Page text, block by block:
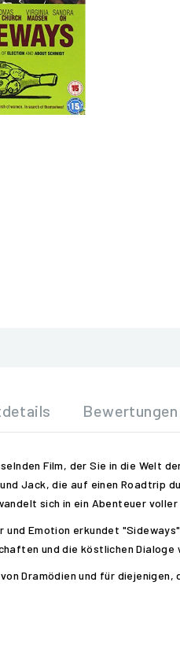
Bewertungen
Film, der Sie in die Welt
Jack, die auf einen Roadtrip
sich in ein Abenteuer
und Emotion erkundet
und die köstlichen
Dramödien und für